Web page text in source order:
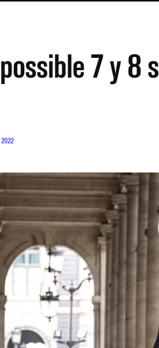
7 y 8
2022